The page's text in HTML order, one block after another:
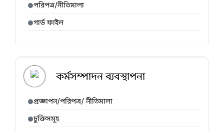
পরিপত্র/নীতিমালা
গার্ড ফাইল
কর্মসম্পাদন ব্যবস্থাপনা
প্রজ্ঞাপন/পরিপত্র/ নীতিমালা
চুক্তিসমূহ